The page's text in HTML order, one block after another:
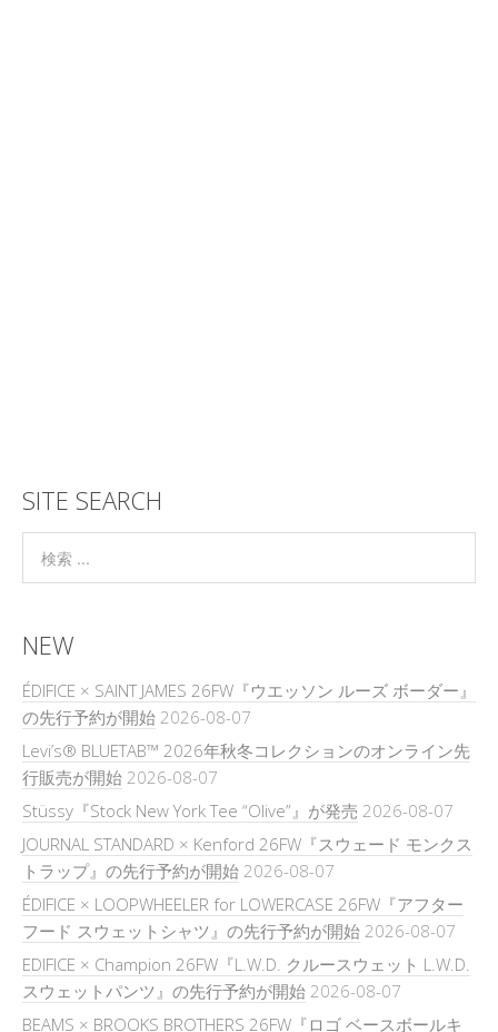
SITE SEARCH
NEW
ÉDIFICE × SAINT JAMES 26FW『ウエッソン ルーズ ボーダー』
の先行予約が開始 2026-08-07
Levi’s® BLUETAB™ 2026年秋冬コレクションのオンライン先
行販売が開始 2026-08-07
Stüssy『Stock New York Tee “Olive”』が発売 2026-08-07
JOURNAL STANDARD × Kenford 26FW『スウェード モンクス
トラップ』の先行予約が開始 2026-08-07
ÉDIFICE × LOOPWHEELER for LOWERCASE 26FW『アフター
フード スウェットシャツ』の先行予約が開始 2026-08-07
EDIFICE × Champion 26FW『L.W.D. クルースウェット L.W.D.
スウェットパンツ』の先行予約が開始 2026-08-07
BEAMS × BROOKS BROTHERS 26FW『ロゴ ベースボールキ